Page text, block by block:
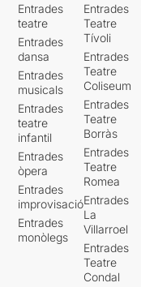
Entrades
teatre
Entrades
dansa
Entrades
musicals
Entrades
teatre
infantil
Entrades
òpera
Entrades
improvisació
Entrades
monòlegs
Entrades
Teatre
Tívoli
Entrades
Teatre
Coliseum
Entrades
Teatre
Borràs
Entrades
Teatre
Romea
Entrades
La
Villarroel
Entrades
Teatre
Condal